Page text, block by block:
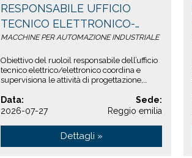
RESPONSABILE UFFICIO
TECNICO ELETTRONICO-
REGGIO EMILIA
MACCHINE PER AUTOMAZIONE INDUSTRIALE
Obiettivo del ruoloil responsabile dell’ufficio
tecnico elettrico/elettronico coordina e
supervisiona le attività di progettazione,
Data:
2026-07-27
Sede:
Reggio emilia
Dettagli »